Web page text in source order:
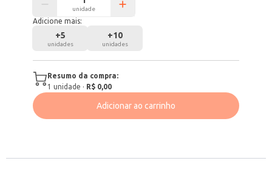
unidade
Adicione mais:
+5
unidades
+10
unidades
Resumo da compra:
1 unidade · R$ 0,00
Adicionar ao carrinho